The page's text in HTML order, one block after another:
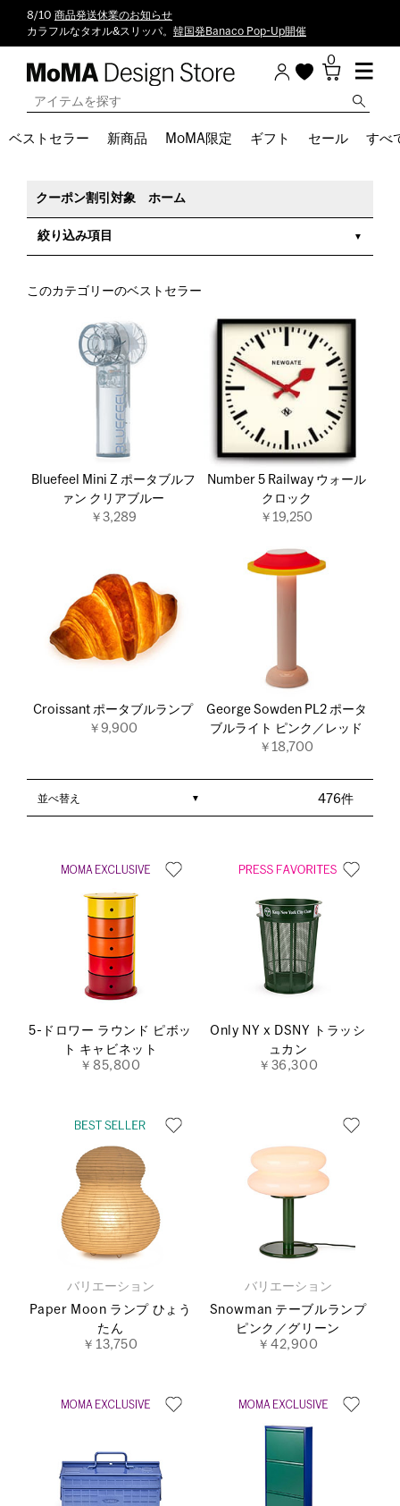
8/10 商品発送休業のお知らせ
カラフルなタオル&スリッパ。 韓国発Banaco Pop-Up開催
0
ベストセラー 新商品 MoMA限定 ギフト セール すべ
クーポン割引対象 ホーム
絞り込み項目
このカテゴリーのベストセラー
Bluefeel Mini Z ポータブルフ
ァン クリアブルー
￥3,289
Number 5 Railway ウォール
クロック
￥19,250
Croissant ポータブルランプ
￥9,900
George Sowden PL2 ポータ
ブルライト ピンク／レッド
￥18,700
476件
並べ替え
5-ドロワー ラウンド ピボッ
ト キャビネット
￥85,800
Only NY x DSNY トラッシ
ュカン
￥36,300
バリエーション
Paper Moon ランプ ひょう
たん
￥13,750
バリエーション
Snowman テーブルランプ
ピンク／グリーン
￥42,900